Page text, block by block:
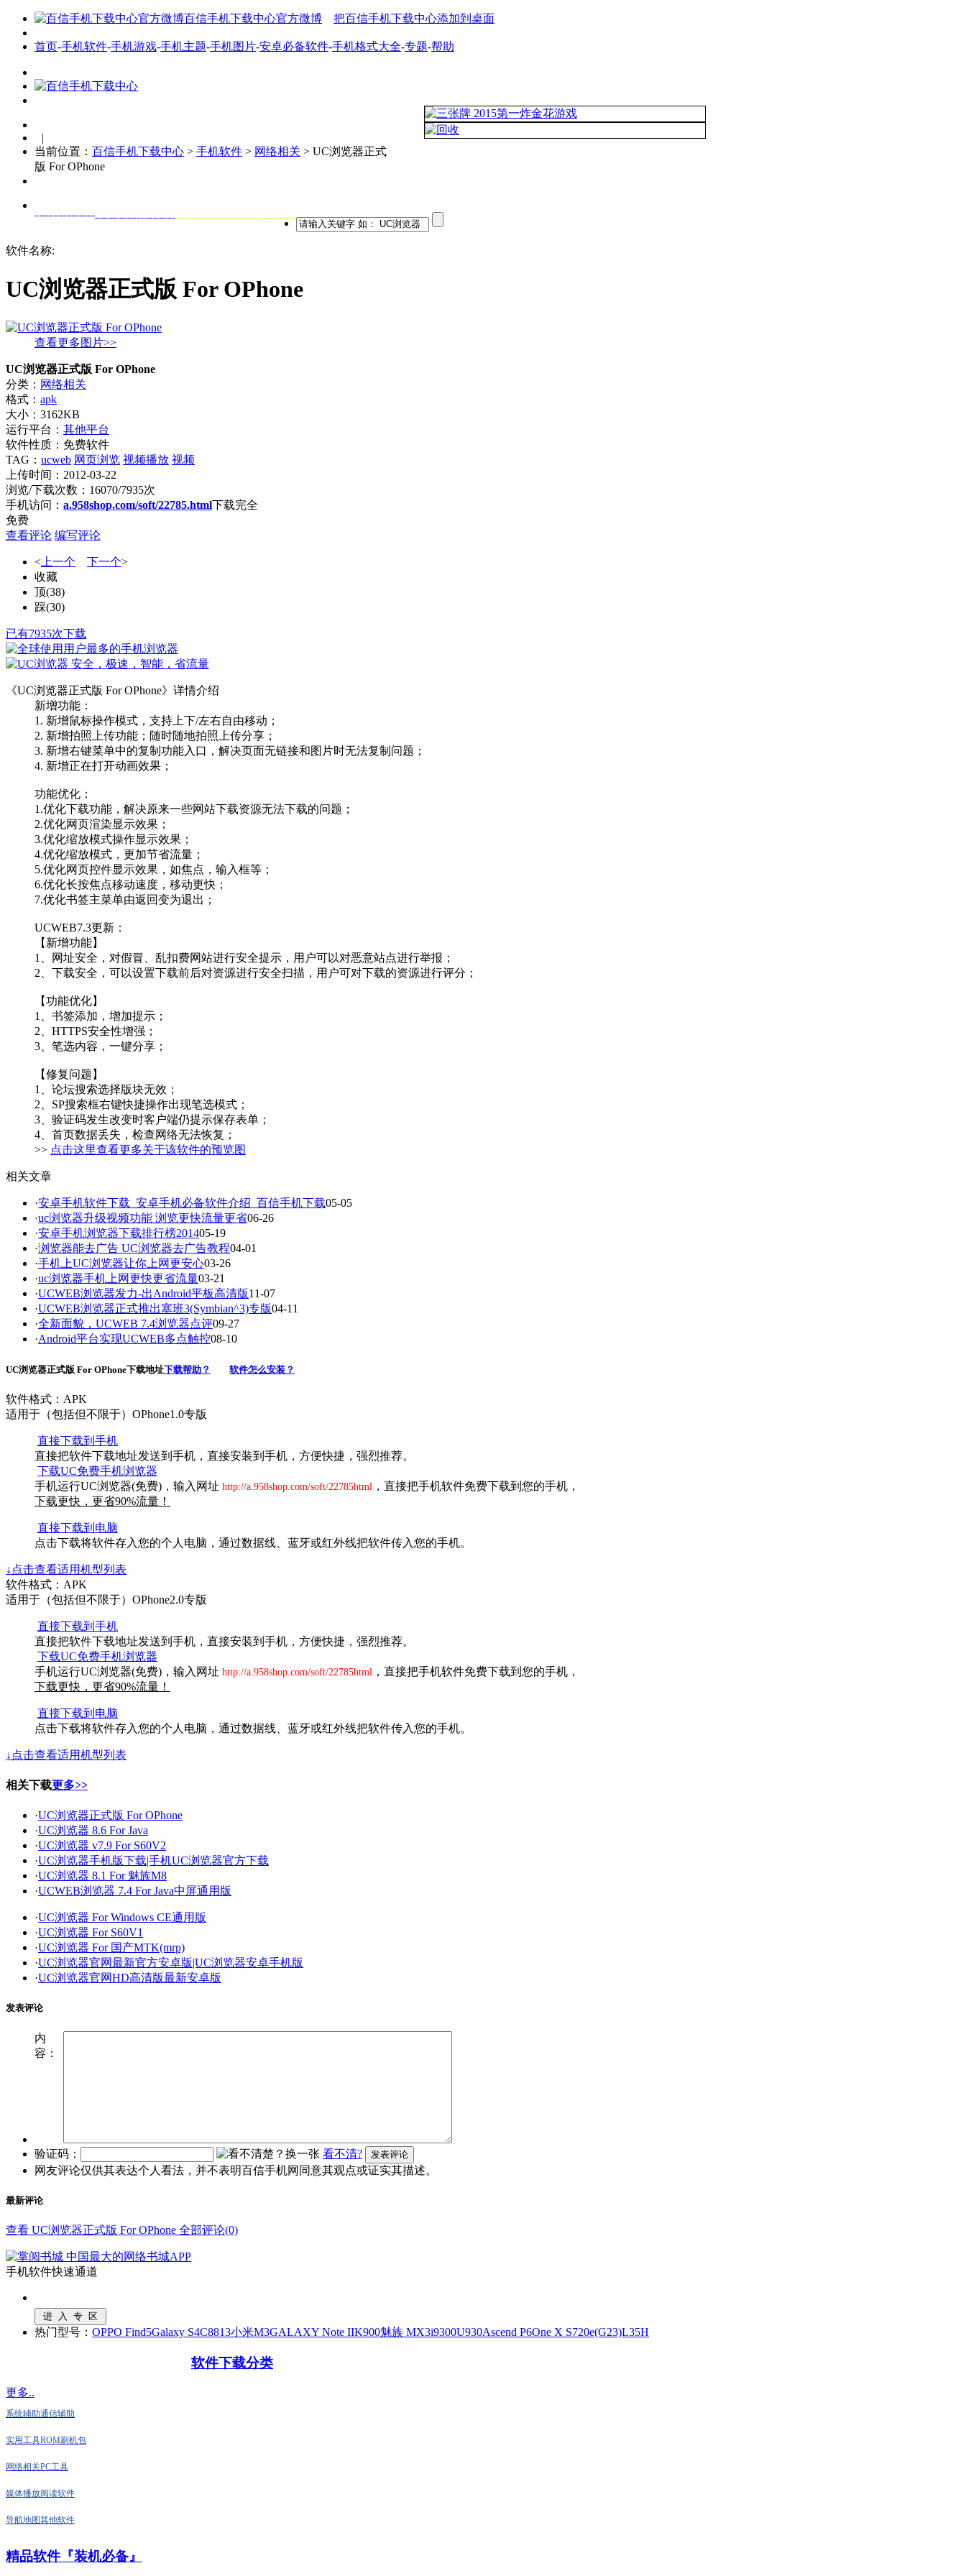
百信手机下载中心官方微博 把百信手机下载中心添加到桌面
首页-手机软件-手机游戏-手机主题-手机图片-安卓必备软件-手机格式大全-专题-帮助
|
当前位置： 百信手机下载中心 > 手机软件 > 网络相关 > UC浏览器正式
版 For OPhone
软件名称:
UC浏览器正式版 For OPhone
查看更多图片>>
UC浏览器正式版 For OPhone
分类： 网络相关
格式： apk
大小：3162KB
运行平台： 其他平台
软件性质：免费软件
TAG： ucweb 网页浏览 视频播放 视频
上传时间：2012-03-22
浏览/下载次数：16070/7935次
手机访问： a.958shop.com/soft/22785.html下载完全
免费
查看评论 编写评论
< 上一个 下一个>
收藏
顶(38)
踩(30)
已有7935次下载
《UC浏览器正式版 For OPhone》详情介绍
新增功能：
1. 新增鼠标操作模式，支持上下/左右自由移动；
2. 新增拍照上传功能；随时随地拍照上传分享；
3. 新增右键菜单中的复制功能入口，解决页面无链接和图片时无法复制问题；
4. 新增正在打开动画效果；
功能优化：
1.优化下载功能，解决原来一些网站下载资源无法下载的问题；
2.优化网页渲染显示效果；
3.优化缩放模式操作显示效果；
4.优化缩放模式，更加节省流量；
5.优化网页控件显示效果，如焦点，输入框等；
6.优化长按焦点移动速度，移动更快；
7.优化书签主菜单由返回变为退出；
UCWEB7.3更新：
【新增功能】
1、网址安全，对假冒、乱扣费网站进行安全提示，用户可以对恶意站点进行举报；
2、下载安全，可以设置下载前后对资源进行安全扫描，用户可对下载的资源进行评分；
【功能优化】
1、书签添加，增加提示；
2、HTTPS安全性增强；
3、笔选内容，一键分享；
【修复问题】
1、论坛搜索选择版块无效；
2、SP搜索框右键快捷操作出现笔选模式；
3、验证码发生改变时客户端仍提示保存表单；
4、首页数据丢失，检查网络无法恢复；
>> 点击这里查看更多关于该软件的预览图
相关文章
·安卓手机软件下载_安卓手机必备软件介绍_百信手机下载05-05
·uc浏览器升级视频功能 浏览更快流量更省06-26
·安卓手机浏览器下载排行榜201405-19
·浏览器能去广告 UC浏览器去广告教程04-01
·手机上UC浏览器让你上网更安心03-26
·uc浏览器手机上网更快更省流量03-21
·UCWEB浏览器发力-出Android平板高清版11-07
·UCWEB浏览器正式推出塞班3(Symbian^3)专版04-11
·全新面貌，UCWEB 7.4浏览器点评09-27
·Android平台实现UCWEB多点触控08-10
UC浏览器正式版 For OPhone下载地址下载帮助？ 软件怎么安装？
软件格式：APK
适用于（包括但不限于）OPhone1.0专版
直接下载到手机
直接把软件下载地址发送到手机，直接安装到手机，方便快捷，强烈推荐。
下载UC免费手机浏览器
手机运行UC浏览器(免费)，输入网址 http://a.958shop.com/soft/22785html ，直接把手机软件免费下载到您的手机，
下载更快，更省90%流量！
直接下载到电脑
点击下载将软件存入您的个人电脑，通过数据线、蓝牙或红外线把软件传入您的手机。
↓点击查看适用机型列表
软件格式：APK
适用于（包括但不限于）OPhone2.0专版
直接下载到手机
直接把软件下载地址发送到手机，直接安装到手机，方便快捷，强烈推荐。
下载UC免费手机浏览器
手机运行UC浏览器(免费)，输入网址 http://a.958shop.com/soft/22785html ，直接把手机软件免费下载到您的手机，
下载更快，更省90%流量！
直接下载到电脑
点击下载将软件存入您的个人电脑，通过数据线、蓝牙或红外线把软件传入您的手机。
↓点击查看适用机型列表
相关下载更多>>
·UC浏览器正式版 For OPhone
·UC浏览器 8.6 For Java
·UC浏览器 v7.9 For S60V2
·UC浏览器手机版下载|手机UC浏览器官方下载
·UC浏览器 8.1 For 魅族M8
·UCWEB浏览器 7.4 For Java中屏通用版
·UC浏览器 For Windows CE通用版
·UC浏览器 For S60V1
·UC浏览器 For 国产MTK(mrp)
·UC浏览器官网最新官方安卓版|UC浏览器安卓手机版
·UC浏览器官网HD高清版最新安卓版
发表评论
内
容：
验证码：
看不清?
网友评论仅供其表达个人看法，并不表明百信手机网同意其观点或证实其描述。
最新评论
查看 UC浏览器正式版 For OPhone 全部评论(0)
手机软件快速通道
热门型号： OPPO Find5Galaxy S4C8813小米M3GALAXY Note IIK900魅族 MX3i9300U930Ascend P6One X S720e(G23)L35H
软件下载分类
更多..
系统辅助通信辅助
实用工具ROM刷机包
网络相关PC工具
媒体播放阅读软件
导航地图其他软件
精品软件『装机必备』